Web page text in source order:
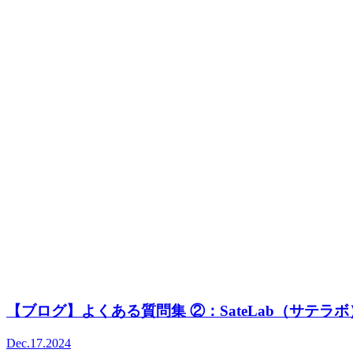
【ブログ】よくある質問集 ②：SateLab（サテラ
Dec.17.2024